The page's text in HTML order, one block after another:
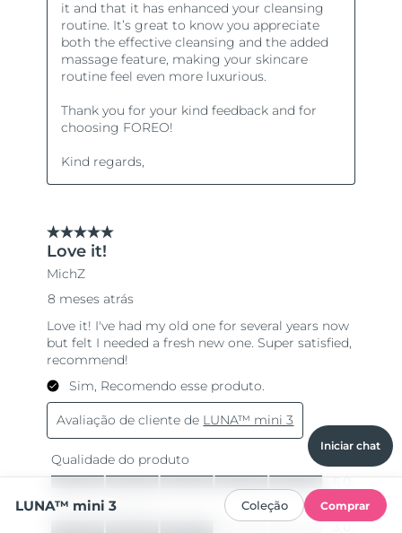
Iniciar chat
LUNA™ mini 3 Coleção Comprar